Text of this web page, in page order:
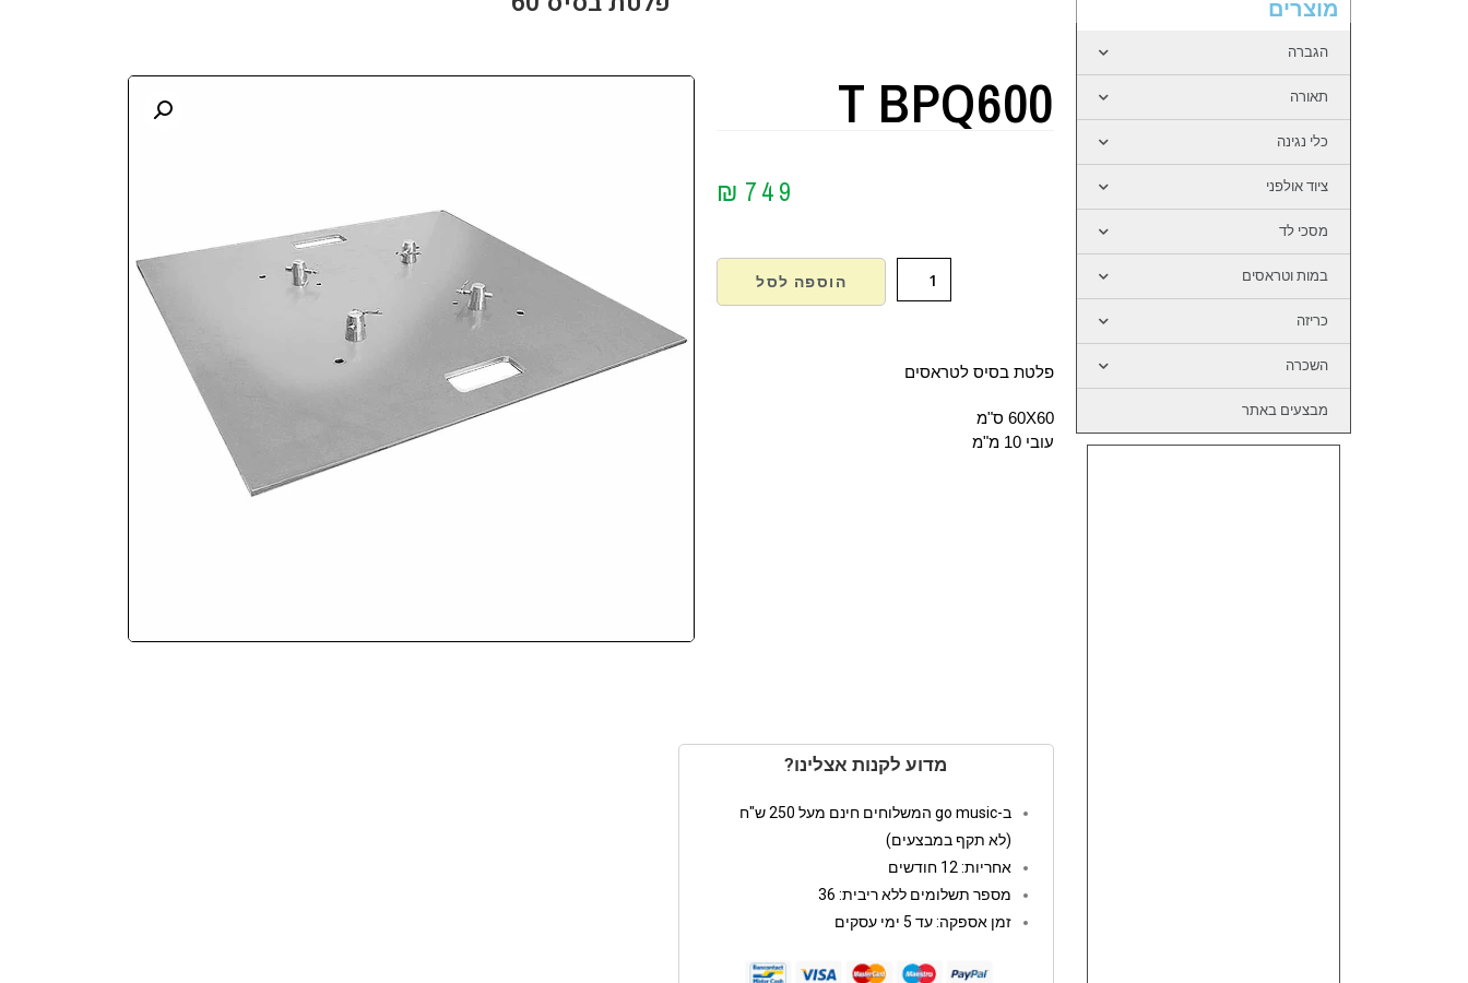
מוצרים
הגברה
תאורה
כלי נגינה
ציוד אולפני
מסכי לד
במות וטראסים
כריזה
השכרה
מבצעים באתר
T BPQ600
₪ 749
הוספה לסל
פלטת בסיס לטראסים
60X60 ס"מ
עובי 10 מ"מ
מדוע לקנות אצלינו?
ב-go music המשלוחים חינם מעל 250 ש"ח
(לא תקף במבצעים)
אחריות: 12 חודשים
מספר תשלומים ללא ריבית: 36
זמן אספקה: עד 5 ימי עסקים